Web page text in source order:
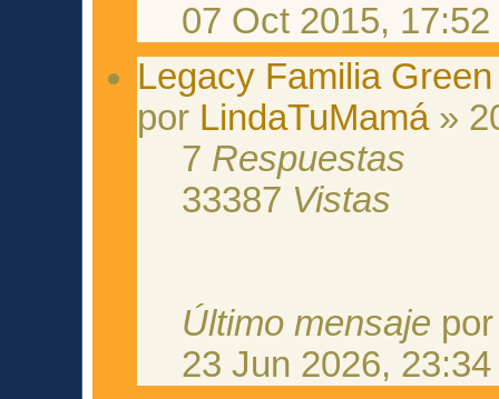
07 Oct 2015, 17:52
Legacy Familia Green
por LindaTuMamá»
7 Respuestas
33387 Vistas
Último mensaje
23 Jun 2026, 23:34